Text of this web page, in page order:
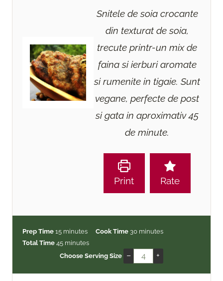
Snitele de soia crocante
din texturat de soia,
trecute printr-un mix de
faina si ierburi aromate
si rumenite in tigaie. Sunt
vegane, perfecte de post
si gata in aproximativ 45
de minute.
Print Rate
Prep Time 15m
i
n
minutes Cook Time 30m
u
minutes
Total Time 45m
i
minutes
Choose Serving Size
– +